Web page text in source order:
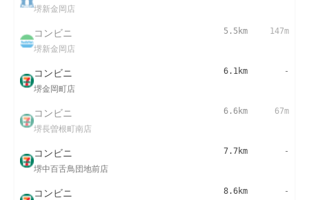
堺新金岡店
コンビニ
堺新金岡店
5.5km 147m
コンビニ
堺金岡町店
6.1km -
コンビニ
堺長曽根町南店
6.6km 67m
コンビニ
堺中百舌鳥団地前店
7.7km -
コンビニ 8.6km -